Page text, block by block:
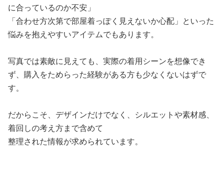
に合っているのか不安」
「合わせ方次第で部屋着っぽく見えないか心配」といった
悩みを抱えやすいアイテムでもあります。
写真では素敵に見えても、実際の着用シーンを想像でき
ず、購入をためらった経験がある方も少なくないはずで
す。
だからこそ、デザインだけでなく、シルエットや素材感、
着回しの考え方まで含めて
整理された情報が求められています。